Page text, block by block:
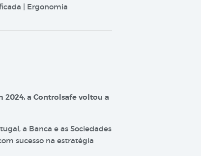
| Ergonomia
2024, a Controlsafe voltou a
a Banca e as Sociedades
sucesso na estratégia